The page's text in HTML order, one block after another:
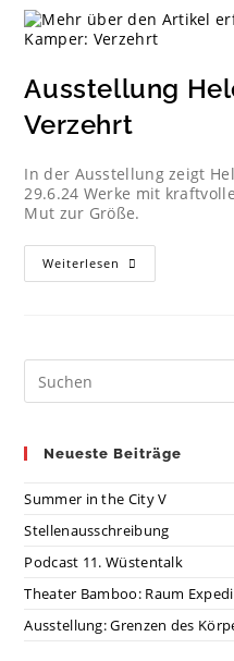
Ausstellung
Verzehrt
In der Ausstellung zeigt
29.6.24 Werke mit
Mut zur Größe.
Weiterlesen
Neueste Beiträge
Summer in the City V
Stellenausschreibung
Podcast 11. Wüstentalk
Theater Bamboo: Raum
Ausstellung: Grenzen des